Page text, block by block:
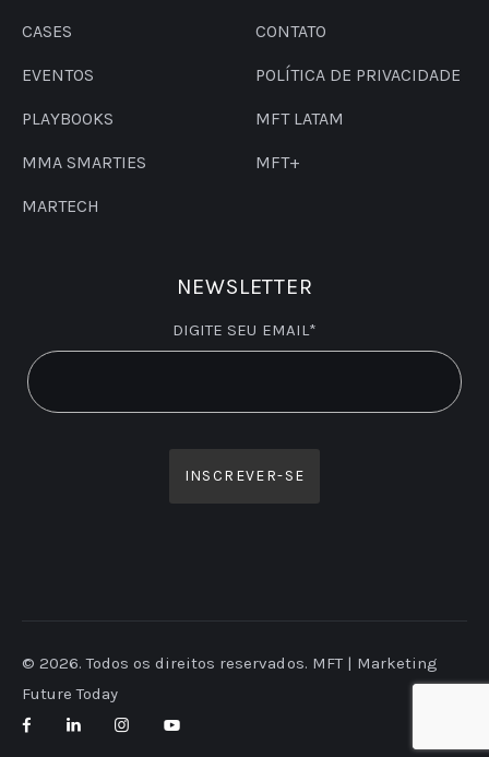
CASES
EVENTOS
PLAYBOOKS
MMA SMARTIES
MARTECH
CONTATO
POLÍTICA DE PRIVACIDADE
MFT LATAM
MFT+
NEWSLETTER
DIGITE SEU EMAIL*
© 2026. Todos os direitos reservados. MFT | Marketing
Future Today